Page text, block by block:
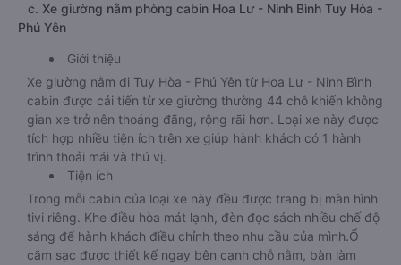
c. Xe giường nằm phòng cabin Hoa Lư - Ninh Bình Tuy Hòa -
Phú Yên
Giới thiệu
Xe giường nằm đi Tuy Hòa - Phú Yên từ Hoa Lư - Ninh Bình
cabin được cải tiến từ xe giường thường 44 chỗ khiến không
gian xe trở nên thoáng đãng, rộng rãi hơn. Loại xe này được
tích hợp nhiều tiện ích trên xe giúp hành khách có 1 hành
trình thoải mái và thú vị.
Tiện ích
Trong mỗi cabin của loại xe này đều được trang bị màn hình
tivi riêng. Khe điều hòa mát lạnh, đèn đọc sách nhiều chế độ
sáng để hành khách điều chỉnh theo nhu cầu của mình.Ổ
cắm sạc được thiết kế ngay bên cạnh chỗ nằm, bàn làm